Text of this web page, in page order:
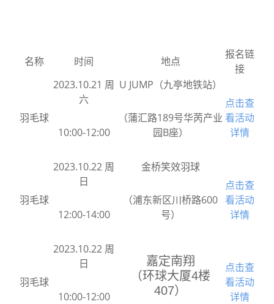
名称 时间 地点
报名链
接
羽毛球
2023.10.21 周
六
10:00-12:00
U JUMP（九亭地铁站）
（蒲汇路189号华苪产业
园B座）
点击查
看活动
详情
羽毛球
2023.10.22 周
日
12:00-14:00
金桥笑效羽球
（浦东新区川桥路600
号）
点击查
看活动
详情
羽毛球
2023.10.22 周
日
10:00-12:00
嘉定南翔
（环球大厦4楼
407）
点击查
看活动
详情